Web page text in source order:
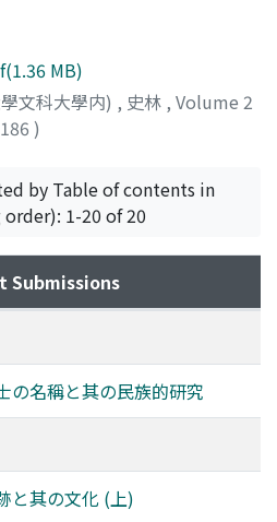
MB)
文科大學内) , 史林 , Volume 2
)
by Table of contents in
order): 1-20 of 20
Submissions
の名稱と其の民族的研究
と其の文化 (上)